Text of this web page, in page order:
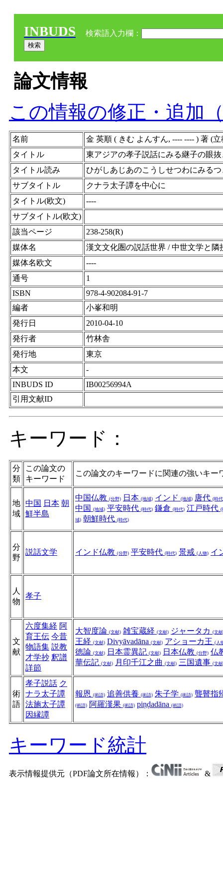
INBUDS 検索語入力欄：
論文情報
この情報の修正・追加
名前
金 英順 ( きむ よんすん, ---- ---- ) 著 (
タイトル
東アジアの孝子説話にみる継子の眼
タイトル読み
ひがしあじあのこうしせつわにみる
サブタイトル
クナラ太子譚を中心に
タイトル(欧文)
----
サブタイトル(欧文)
該当ページ
238-258(R)
媒体名
漢文文化圏の説話世界 / 中世文学と隣
媒体名欧文
----
通号
1
ISBN
978-4-902084-91-7
編者
小峯和明
発行日
2010-04-10
発行者
竹林舎
発行地
東京
本文
-
INBUDS ID
IB00256994A
引用文献ID
キーワード：
分
類
この論文の
キーワード
この論文のキーワードに関連の強いキー
地
域
中国 日本 朝
鮮半島
中国仏教 (分野) 日本 (地域) インド (地域) 唐代 (時
中国 (地域) 平安時代 (時代) 鎌倉 (時代) 江戸時代 (
域) 朝鮮時代 (時代)
分
野
説話文学 インド仏教 (分野) 平安時代 (時代) 景戒 (人物) イ
人
物
孝子
文
献
六度集経 阿
育王伝 今昔
物語集 説教
才学抄 釈譜
詳節
大智度論 (文献) 雑宝蔵経 (文献) ジャータカ (文
王経 (文献) Divyāvadāna (文献) アショーカ王 (人
徳論 (文献) 日本霊異記 (文献) 日本仏教 (分野) 仏
華伝記 (文献) 月印千江之曲 (文献) 三国遺事 (文
術
語
孝子説話 ク
ナラ太子譚
法施太子譚
因縁譚
報恩 (術語) 追善供養 (術語) 朱子学 (術語) 聾瞽指
(術語) 阿羅漢果 (術語) piṇḍadāna (術語)
キーワード統計
表示情報提供元（PDF論文所在情報）： &